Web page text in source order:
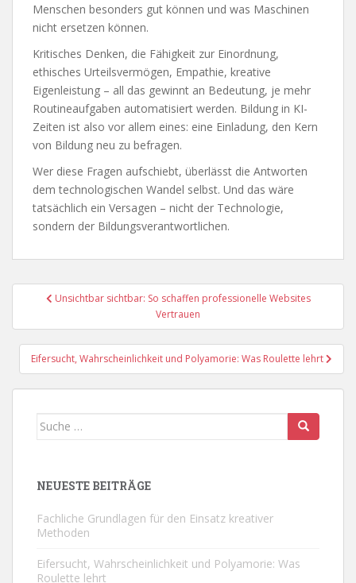
Menschen besonders gut können und was Maschinen
nicht ersetzen können.
Kritisches Denken, die Fähigkeit zur Einordnung,
ethisches Urteilsvermögen, Empathie, kreative
Eigenleistung – all das gewinnt an Bedeutung, je mehr
Routineaufgaben automatisiert werden. Bildung in KI-
Zeiten ist also vor allem eines: eine Einladung, den Kern
von Bildung neu zu befragen.
Wer diese Fragen aufschiebt, überlässt die Antworten
dem technologischen Wandel selbst. Und das wäre
tatsächlich ein Versagen – nicht der Technologie,
sondern der Bildungsverantwortlichen.
Beitragsnavigation
Unsichtbar sichtbar: So schaffen professionelle Websites
Vertrauen
Eifersucht, Wahrscheinlichkeit und Polyamorie: Was Roulette lehrt
Suche
NEUESTE BEITRÄGE
Fachliche Grundlagen für den Einsatz kreativer
Methoden
Eifersucht, Wahrscheinlichkeit und Polyamorie: Was
Roulette lehrt